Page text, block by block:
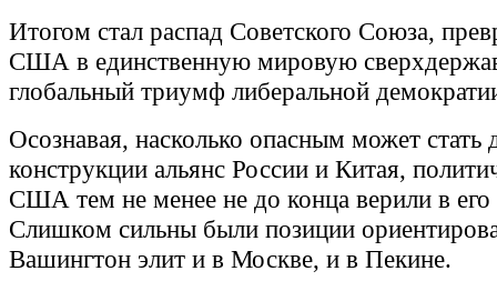
Итогом стал распад Советского Союза,
США в единственную мировую
глобальный триумф либеральной
Осознавая, насколько опасным может
конструкции альянс России и Китая,
США тем не менее не до конца верили в его
Слишком сильны были позиции
Вашингтон элит и в Москве, и в Пекине.